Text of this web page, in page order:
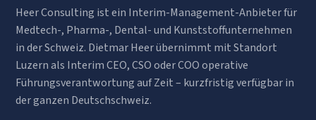
Heer Consulting ist ein Interim-Management-Anbieter für
Medtech-, Pharma-, Dental- und Kunststoffunternehmen
in der Schweiz. Dietmar Heer übernimmt mit Standort
Luzern als Interim CEO, CSO oder COO operative
Führungsverantwortung auf Zeit – kurzfristig verfügbar in
der ganzen Deutschschweiz.